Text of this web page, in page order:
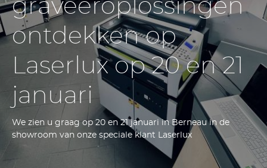
graveeroplossingen
ontdekken op
Laserlux op 20 en 21
januari
We zien u graag op 20 en 21 januari in Berneau in de
showroom van onze speciale klant Laserlux